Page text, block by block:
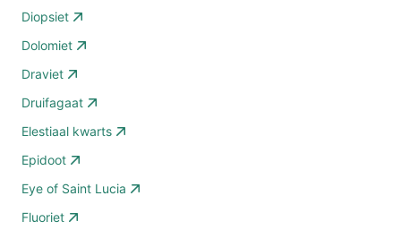
Diopsiet
Dolomiet
Draviet
Druifagaat
Elestiaal kwarts
Epidoot
Eye of Saint Lucia
Fluoriet